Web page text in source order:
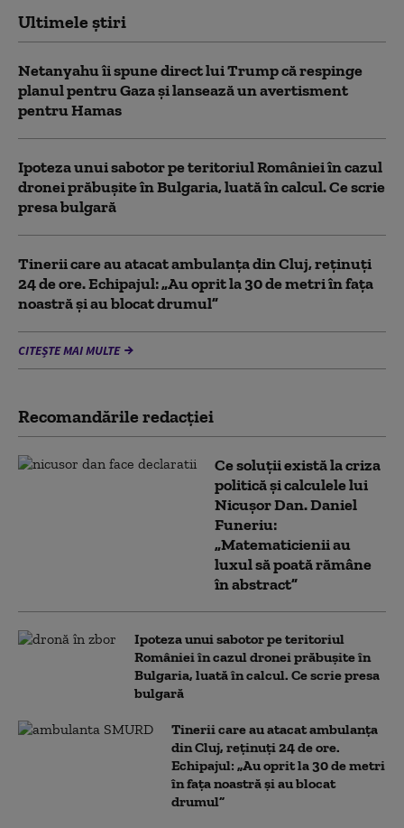
Ultimele știri
Netanyahu îi spune direct lui Trump că respinge
planul pentru Gaza și lansează un avertisment
pentru Hamas
Ipoteza unui sabotor pe teritoriul României în cazul
dronei prăbușite în Bulgaria, luată în calcul. Ce scrie
presa bulgară
Tinerii care au atacat ambulanța din Cluj, reținuți
24 de ore. Echipajul: „Au oprit la 30 de metri în fața
noastră și au blocat drumul”
CITEȘTE MAI MULTE
Recomandările redacţiei
Ce soluții există la criza
politică și calculele lui
Nicușor Dan. Daniel
Funeriu:
„Matematicienii au
luxul să poată rămâne
în abstract”
Ipoteza unui sabotor pe teritoriul
României în cazul dronei prăbușite în
Bulgaria, luată în calcul. Ce scrie presa
bulgară
Tinerii care au atacat ambulanța
din Cluj, reținuți 24 de ore.
Echipajul: „Au oprit la 30 de metri
în fața noastră și au blocat
drumul”